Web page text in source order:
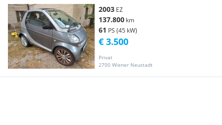
2003 EZ
137.800 km
61 PS (45 kW)
Privat
2700 Wiener Neustadt
€ 3.500